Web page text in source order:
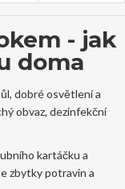
- jak
doma
dobré osvětlení a
obvaz, dezinfekční
kartáčku a
zbytky potravin a